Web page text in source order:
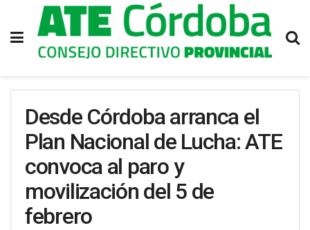
Desde Córdoba arranca el
Plan Nacional de Lucha: ATE
convoca al paro y
movilización del 5 de
febrero